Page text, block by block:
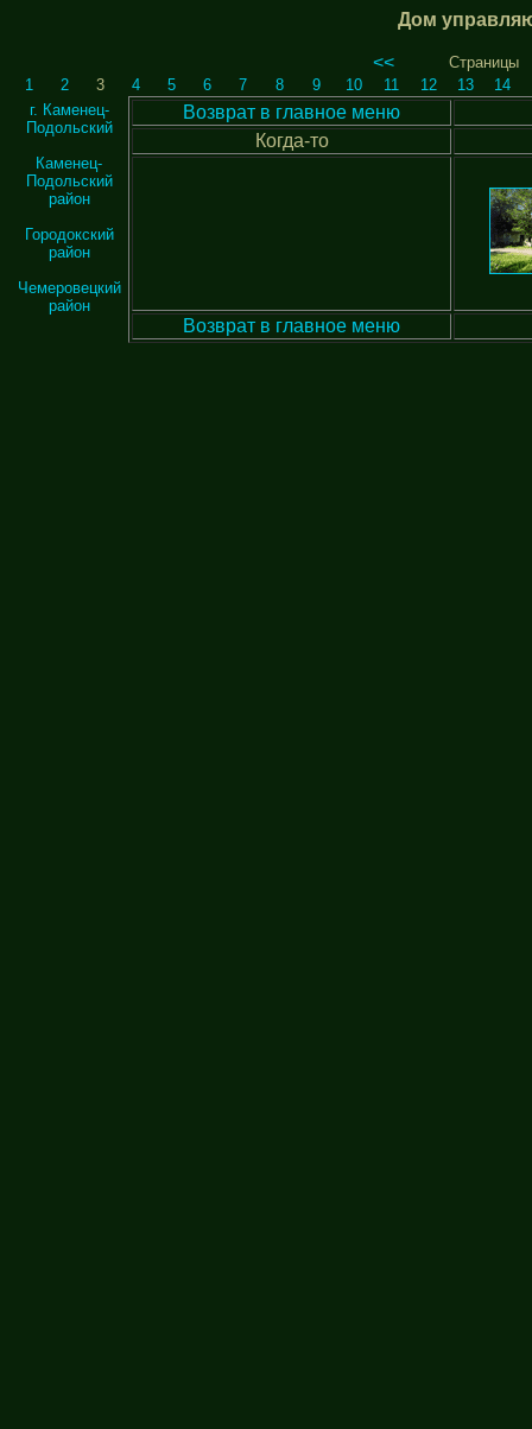
Дом
<<
Страницы
1
2 3 4 5 6 7 8 9 10 11 12 13 14
г. Каменец-
Подольский
Каменец-
Подольский
район
Городокский
район
Чемеровецкий
район
Возврат в главное меню
Когда-то
Возврат в главное меню